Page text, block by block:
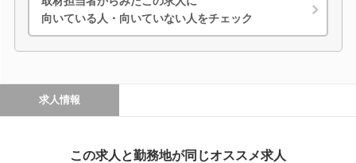
向いている人・向いていない人をチェック
求人情報
この求人と勤務地が同じオススメ求人